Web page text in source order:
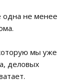
одна не менее
мы уже
деловых